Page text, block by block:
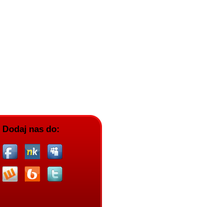
Dodaj nas do: